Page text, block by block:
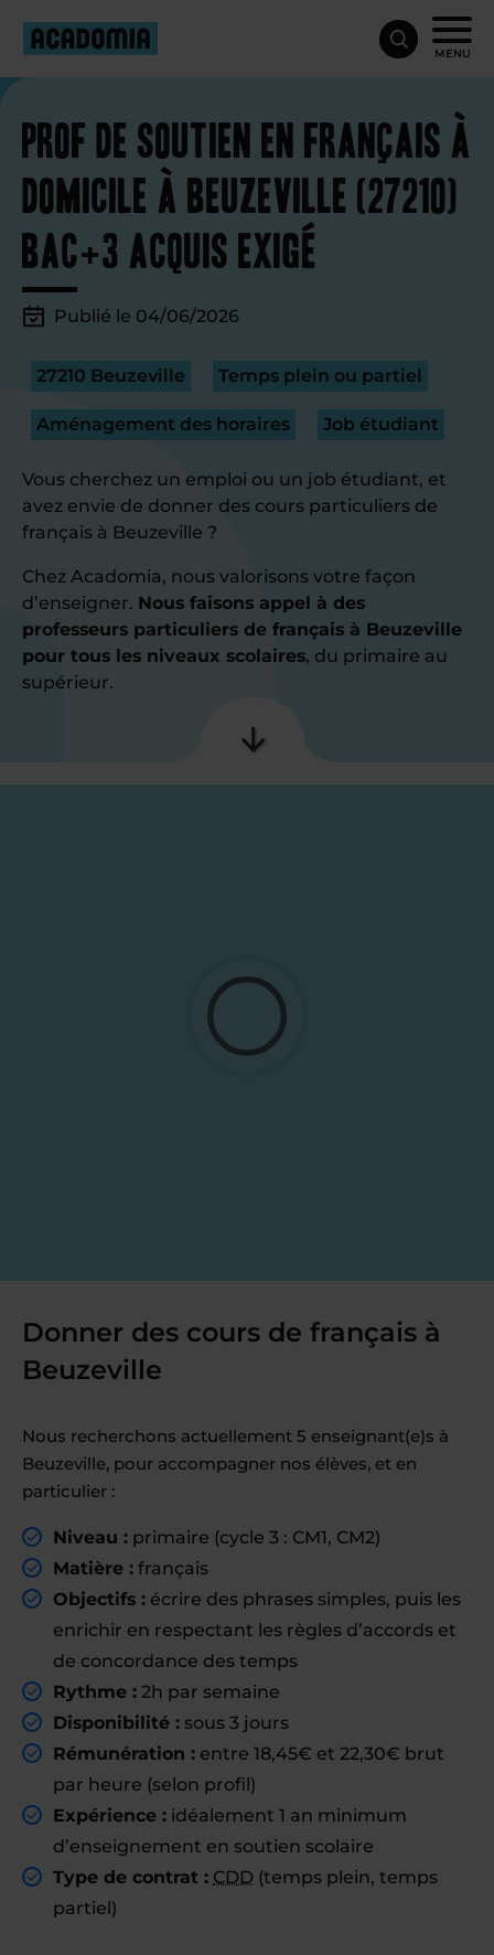
MENU
Prof de soutien en français à
domicile à Beuzeville (27210)
bac+3 acquis exigé
Publié le 04/06/2026
27210 Beuzeville Temps plein ou partiel
Aménagement des horaires Job étudiant
Vous cherchez un emploi ou un job étudiant, et
avez envie de donner des cours particuliers de
français à Beuzeville ?
Chez Acadomia, nous valorisons votre façon
d’enseigner. Nous faisons appel à des
professeurs particuliers de français à Beuzeville
pour tous les niveaux scolaires, du primaire au
supérieur.
Donner des cours de français à
Beuzeville
Nous recherchons actuellement 5 enseignant(e)s à
Beuzeville, pour accompagner nos élèves, et en
particulier :
Niveau : primaire (cycle 3 : CM1, CM2)
Matière : français
Objectifs : écrire des phrases simples, puis les
enrichir en respectant les règles d’accords et
de concordance des temps
Rythme : 2h par semaine
Disponibilité : sous 3 jours
Rémunération : entre 18,45€ et 22,30€ brut
par heure (selon profil)
Expérience : idéalement 1 an minimum
d’enseignement en soutien scolaire
Type de contrat : CDD (temps plein, temps
partiel)